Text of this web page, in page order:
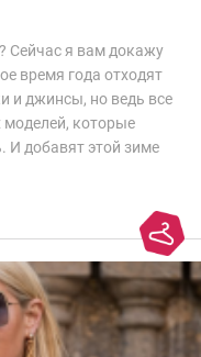
Сейчас я вам докажу
время года отходят
и джинсы, но ведь все
моделей, которые
И добавят этой зиме